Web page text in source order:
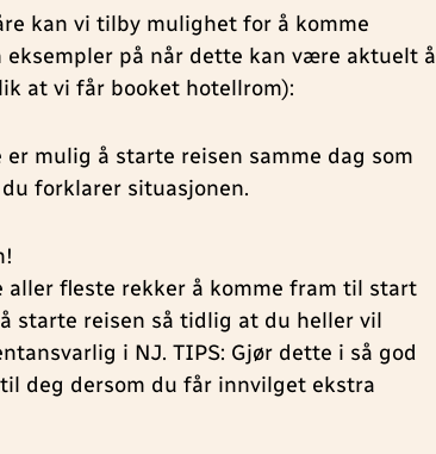
kan vi tilby mulighet for å komme
på når dette kan være aktuelt å
at vi får booket hotellrom):
mulig å starte reisen samme dag som
forklarer situasjonen.
aller fleste rekker å komme fram til start
starte reisen så tidlig at du heller vil
i NJ. TIPS: Gjør dette i så god
deg dersom du får innvilget ekstra